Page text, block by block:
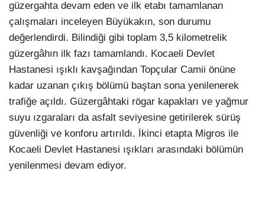
güzergahta devam eden ve ilk etabı tamamlanan
çalışmaları inceleyen Büyükakın, son durumu
değerlendirdi. Bilindiği gibi toplam 3,5 kilometrelik
güzergâhın ilk fazı tamamlandı. Kocaeli Devlet
Hastanesi ışıklı kavşağından Topçular Camii önüne
kadar uzanan çıkış bölümü baştan sona yenilenerek
trafiğe açıldı. Güzergâhtaki rögar kapakları ve yağmur
suyu ızgaraları da asfalt seviyesine getirilerek sürüş
güvenliği ve konforu artırıldı. İkinci etapta Migros ile
Kocaeli Devlet Hastanesi ışıkları arasındaki bölümün
yenilenmesi devam ediyor.